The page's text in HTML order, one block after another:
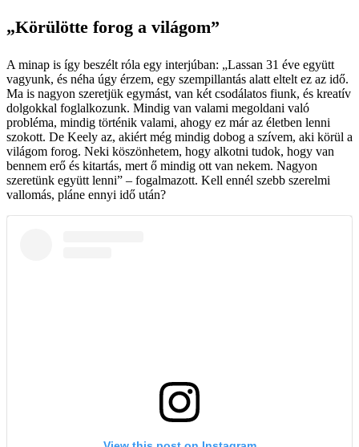
„Körülötte forog a világom”
A minap is így beszélt róla egy interjúban: „Lassan 31 éve együtt
vagyunk, és néha úgy érzem, egy szempillantás alatt eltelt ez az idő.
Ma is nagyon szeretjük egymást, van két csodálatos fiunk, és kreatív
dolgokkal foglalkozunk. Mindig van valami megoldani való
probléma, mindig történik valami, ahogy ez már az életben lenni
szokott. De Keely az, akiért még mindig dobog a szívem, aki körül a
világom forog. Neki köszönhetem, hogy alkotni tudok, hogy van
bennem erő és kitartás, mert ő mindig ott van nekem. Nagyon
szeretünk együtt lenni” – fogalmazott. Kell ennél szebb szerelmi
vallomás, pláne ennyi idő után?